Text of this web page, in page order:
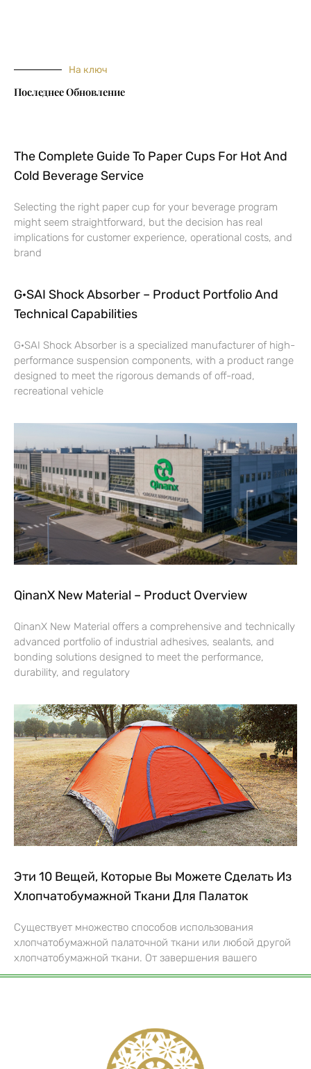
На ключ
Последнее Обновление
The Complete Guide To Paper Cups For Hot And
Cold Beverage Service
Selecting the right paper cup for your beverage program
might seem straightforward, but the decision has real
implications for customer experience, operational costs, and
brand
G·SAI Shock Absorber – Product Portfolio And
Technical Capabilities
G·SAI Shock Absorber is a specialized manufacturer of high-
performance suspension components, with a product range
designed to meet the rigorous demands of off-road,
recreational vehicle
QinanX New Material – Product Overview
QinanX New Material offers a comprehensive and technically
advanced portfolio of industrial adhesives, sealants, and
bonding solutions designed to meet the performance,
durability, and regulatory
Эти 10 Вещей, Которые Вы Можете Сделать Из
Хлопчатобумажной Ткани Для Палаток
Существует множество способов использования
хлопчатобумажной палаточной ткани или любой другой
хлопчатобумажной ткани. От завершения вашего